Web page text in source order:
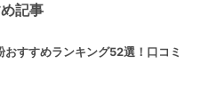
記事
すすめランキング52選！口コミ